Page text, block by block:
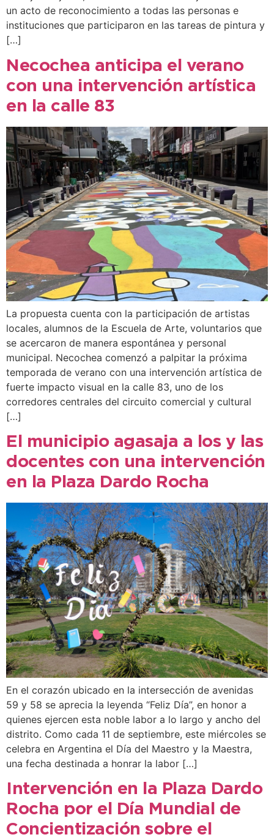
un acto de reconocimiento a todas las personas e
instituciones que participaron en las tareas de pintura y
[…]
Necochea anticipa el verano
con una intervención artística
en la calle 83
La propuesta cuenta con la participación de artistas
locales, alumnos de la Escuela de Arte, voluntarios que
se acercaron de manera espontánea y personal
municipal. Necochea comenzó a palpitar la próxima
temporada de verano con una intervención artística de
fuerte impacto visual en la calle 83, uno de los
corredores centrales del circuito comercial y cultural
[…]
El municipio agasaja a los y las
docentes con una intervención
en la Plaza Dardo Rocha
En el corazón ubicado en la intersección de avenidas
59 y 58 se aprecia la leyenda “Feliz Día”, en honor a
quienes ejercen esta noble labor a lo largo y ancho del
distrito. Como cada 11 de septiembre, este miércoles se
celebra en Argentina el Día del Maestro y la Maestra,
una fecha destinada a honrar la labor […]
Intervención en la Plaza Dardo
Rocha por el Día Mundial de
Concientización sobre el